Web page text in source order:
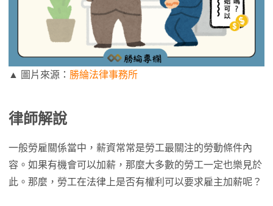
▲ 圖片來源： 勝綸法律事務所
律師解說
一般勞雇關係當中，薪資常常是勞工最關注的勞動條件內
容。如果有機會可以加薪，那麼大多數的勞工一定也樂見於
此。那麼，勞工在法律上是否有權利可以要求雇主加薪呢？